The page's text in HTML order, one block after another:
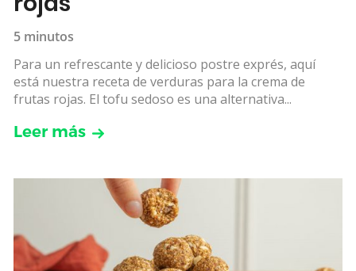
5 minutos
Para un refrescante y delicioso postre exprés, aquí
está nuestra receta de verduras para la crema de
frutas rojas. El tofu sedoso es una alternativa...
Leer más